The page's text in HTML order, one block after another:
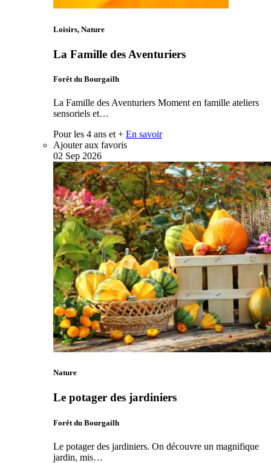
Loisirs, Nature
La Famille des Aventuriers
Forêt du Bourgailh
La Famille des Aventuriers Moment en famille ateliers
sensoriels et…
Pour les 4 ans et + En savoir
Ajouter aux favoris
02 Sep 2026
Nature
Le potager des jardiniers
Forêt du Bourgailh
Le potager des jardiniers. On découvre un magnifique
jardin, mis…